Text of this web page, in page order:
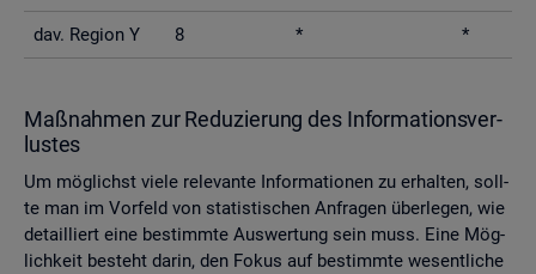
dav. Re­gi­on Y 8 * *
Maß­nah­men zur Re­du­zie­rung des In­for­ma­ti­ons­ver­
lus­tes
Um mög­lichst viele re­le­van­te In­for­ma­tio­nen zu er­hal­ten, soll­
te man im Vor­feld von sta­tis­ti­schen An­fra­gen über­le­gen, wie
de­tail­liert eine be­stimm­te Aus­wer­tung sein muss. Eine Mög­
lich­keit be­steht darin, den Fokus auf be­stimm­te we­sent­li­che